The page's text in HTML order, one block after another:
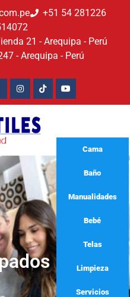
+51 54 281226
21 - Arequipa - Perú
- Arequipa - Perú​
Cama
Baño
Manualidades
Bebé
Telas
Limpieza
Servicios